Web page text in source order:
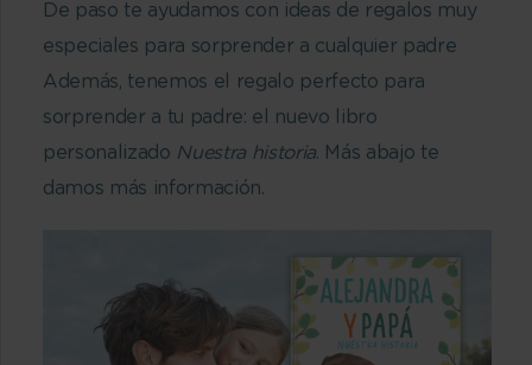
De paso te ayudamos con ideas de regalos muy
especiales para sorprender a cualquier padre
Además, tenemos el regalo perfecto para
sorprender a tu padre: el nuevo libro
personalizado Nuestra historia. Más abajo te
damos más información.